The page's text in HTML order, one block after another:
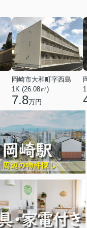
岡崎市大和町字西島
1K (26.08㎡)
7.8万円